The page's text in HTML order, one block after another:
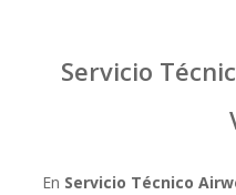
Servicio
En Servicio Técnico